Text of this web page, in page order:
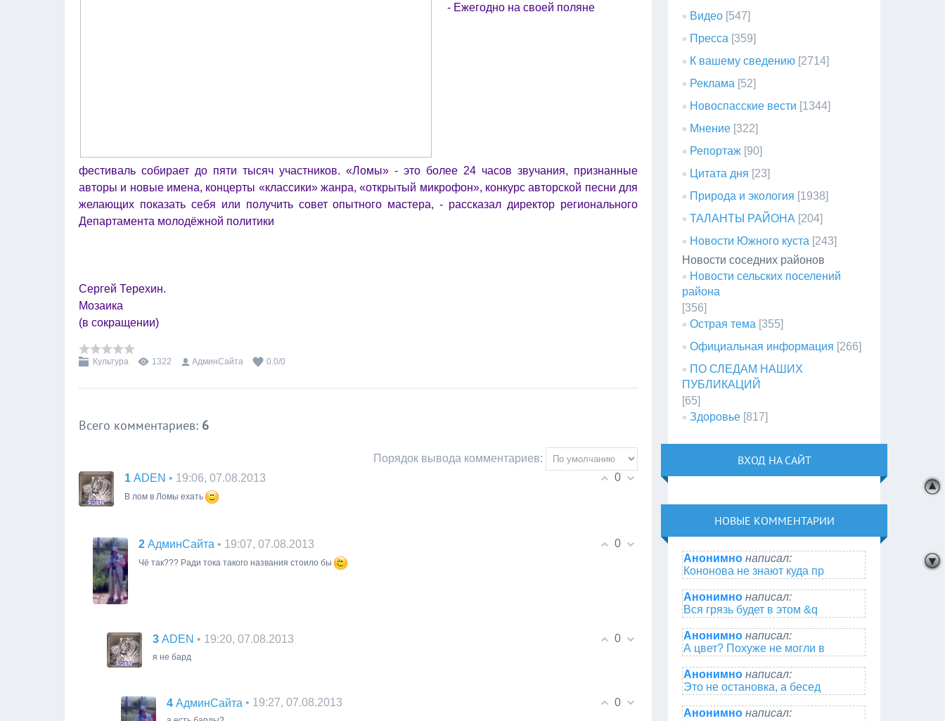
- Ежегодно на своей поляне
фестиваль собирает до пяти тысяч участников. «Ломы» - это более 24 часов звучания, признанные
авторы и новые имена, концерты «классики» жанра, «открытый микрофон», конкурс авторской песни для
желающих показать себя или получить совет опытного мастера, - рассказал директор регионального
Департамента молодёжной политики
Сергей Терехин.
Мозаика
(в сокращении)
Культура 1322 АдминСайта 0.0/0
Всего комментариев: 6
Порядок вывода комментариев:
0
1 ADEN • 19:06, 07.08.2013
В лом в Ломы ехать
0
2 АдминСайта • 19:07, 07.08.2013
Чё так??? Ради тока такого названия стоило бы
0
3 ADEN • 19:20, 07.08.2013
я не бард
0
4 АдминСайта • 19:27, 07.08.2013
Видео [547]
Пресса [359]
К вашему сведению [2714]
Реклама [52]
Новоспасские вести [1344]
Мнение [322]
Репортаж [90]
Цитата дня [23]
Природа и экология [1938]
ТАЛАНТЫ РАЙОНА [204]
Новости Южного куста [243]
Новости соседних районов
Новости сельских поселений
района
[356]
Острая тема [355]
Официальная информация [266]
ПО СЛЕДАМ НАШИХ
ПУБЛИКАЦИЙ
[65]
Здоровье [817]
ВХОД НА САЙТ
НОВЫЕ КОММЕНТАРИИ
Анонимно написал:
Кононова не знают куда пр
Анонимно написал:
Вся грязь будет в этом &q
Анонимно написал:
А цвет? Похуже не могли в
Анонимно написал:
Это не остановка, а бесед
Анонимно написал: